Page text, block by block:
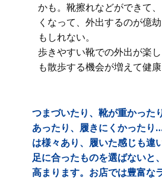
かも。靴擦れなどができて
くなって、外出するのが億
もしれない。
歩きやすい靴での外出が楽
も散歩する機会が増えて健康
つまづいたり、靴が重かった
あったり、履きにくかったり
は様々あり、履いた感じも違
足に合ったものを選ばないと
高まります。お店では豊富な